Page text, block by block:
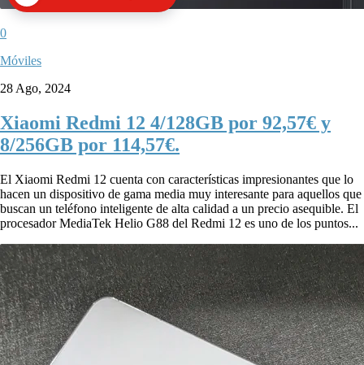
0
Móviles
28 Ago, 2024
Xiaomi Redmi 12 4/128GB por 92,57€ y
8/256GB por 114,57€.
El Xiaomi Redmi 12 cuenta con características impresionantes que lo
hacen un dispositivo de gama media muy interesante para aquellos que
buscan un teléfono inteligente de alta calidad a un precio asequible. El
procesador MediaTek Helio G88 del Redmi 12 es uno de los puntos...